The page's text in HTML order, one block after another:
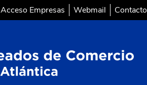
Acceso Empresas Webmail Contacto